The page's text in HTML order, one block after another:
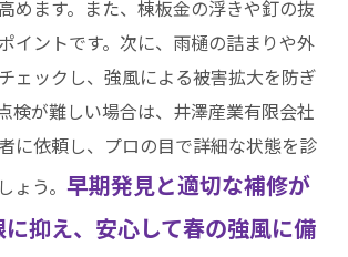
めます。また、棟板金の浮きや釘の抜
イントです。次に、雨樋の詰まりや外
ェックし、強風による被害拡大を防ぎ
検が難しい場合は、井澤産業有限会社
に依頼し、プロの目で詳細な状態を診
ょう。 早期発見と適切な補修が
抑え、安心して春の強風に備